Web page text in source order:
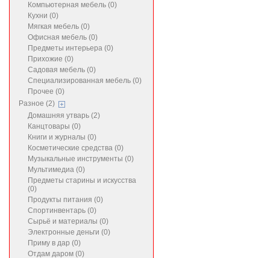
Компьютерная мебель (0)
Кухни (0)
Мягкая мебель (0)
Офисная мебель (0)
Предметы интерьера (0)
Прихожие (0)
Садовая мебель (0)
Специализированная мебель (0)
Прочее (0)
Разное (2)
Домашняя утварь (2)
Канцтовары (0)
Книги и журналы (0)
Косметические средства (0)
Музыкальные инструменты (0)
Мультимедиа (0)
Предметы старины и искусства
(0)
Продукты питания (0)
Спортинвентарь (0)
Сырьё и материалы (0)
Электронные деньги (0)
Приму в дар (0)
Отдам даром (0)